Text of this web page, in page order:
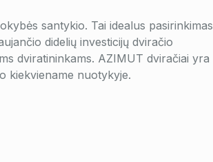
santykio. Tai idealus pasirinkimas
didelių investicijų dviračio
dviratininkams. AZIMUT dviračiai yra
kiekviename nuotykyje.